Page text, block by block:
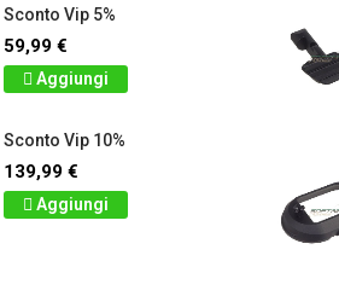
Sconto Vip 5%
59,99 €
Aggiungi
Sconto Vip 10%
139,99 €
Aggiungi